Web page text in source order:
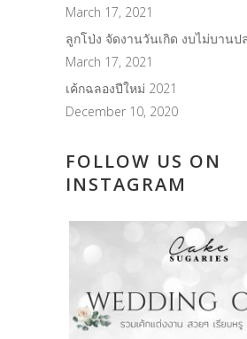
March 17, 2021
ลูกโป่ง จัดงานวันเกิด งบไม่บานป
March 17, 2021
เค้กฉลองปีใหม่ 2021
December 10, 2020
FOLLOW US ON
INSTAGRAM